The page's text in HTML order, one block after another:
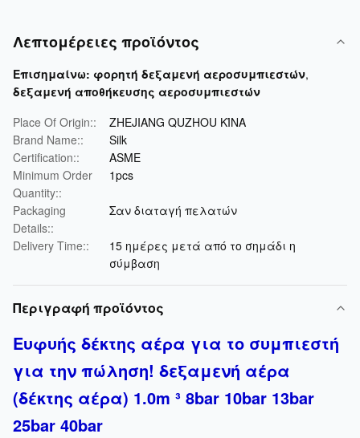
Λεπτομέρειες προϊόντος
Επισημαίνω: φορητή δεξαμενή αεροσυμπιεστών,
δεξαμενή αποθήκευσης αεροσυμπιεστών
Place Of Origin::
ZHEJIANG QUZHOU ΚΊΝΑ
Brand Name::
Silk
Certification::
ASME
Minimum Order
Quantity::
1pcs
Packaging
Details::
Σαν διαταγή πελατών
Delivery Time::
15 ημέρες μετά από το σημάδι η
σύμβαση
Περιγραφή προϊόντος
Ευφυής δέκτης αέρα για το συμπιεστή
για την πώληση! δεξαμενή αέρα
(δέκτης αέρα) 1.0m ³ 8bar 10bar 13bar
25bar 40bar